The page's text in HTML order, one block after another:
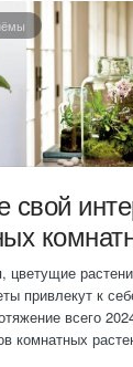
свой
цветущие
привлекут к
всего
комнатных